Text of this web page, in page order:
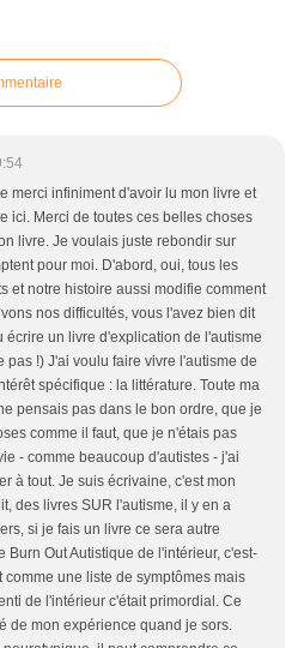
merci infiniment d'avoir lu mon livre et
ici. Merci de toutes ces belles choses
livre. Je voulais juste rebondir sur
pour moi. D'abord, oui, tous les
et notre histoire aussi modifie comment
nos difficultés, vous l'avez bien dit
écrire un livre d'explication de l'autisme
pas !) J'ai voulu faire vivre l'autisme de
spécifique : la littérature. Toute ma
pensais pas dans le bon ordre, que je
comme il faut, que je n'étais pas
- comme beaucoup d'autistes - j'ai
à tout. Je suis écrivaine, c'est mon
des livres SUR l'autisme, il y en a
si je fais un livre ce sera autre
Burn Out Autistique de l'intérieur, c'est-
une liste de symptômes mais
de l'intérieur c'était primordial. Ce
de mon expérience quand je sors.